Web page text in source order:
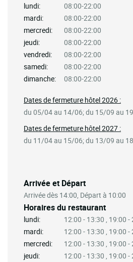
lundi:
08:00-22:00
mardi:
08:00-22:00
mercredi:
08:00-22:00
jeudi:
08:00-22:00
vendredi:
08:00-22:00
samedi:
08:00-22:00
dimanche:
08:00-22:00
Arrivée et Départ
Arrivée dès 14:00, Départ à 10:00
Horaires du restaurant
lundi:
12:00 - 13:30 , 19:00 -
mardi:
12:00 - 13:30 , 19:00 -
mercredi:
12:00 - 13:30 , 19:00 -
jeudi:
12:00 - 13:30 , 19:00 -
Dates de fermeture hôtel 2026 :
du 05/04 au 14/06; du 15/09 au
Dates de fermeture hôtel 2027 :
du 11/04 au 15/06; du 13/09 au